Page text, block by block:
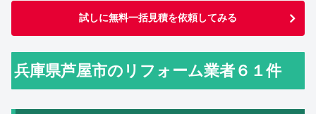
試しに無料一括見積を依頼してみる
兵庫県芦屋市のリフォーム業者６１件